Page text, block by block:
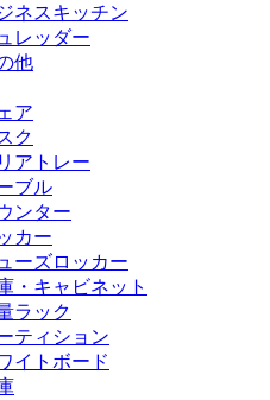
ネスキッチン
レッダー
他
ア
ク
アトレー
ブル
ンター
カー
ーズロッカー
・キャビネット
ラック
ティション
イトボード